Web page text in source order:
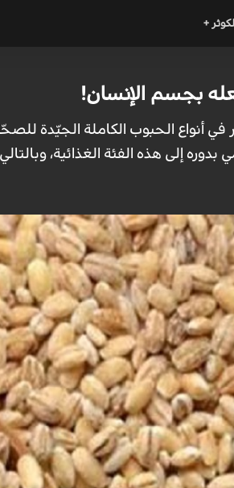
الكوثر +
بجسم الإنسان!
في أنواع الحبوب الكاملة الجيّدة
بدوره إلى هذه الفئة الغذائية،